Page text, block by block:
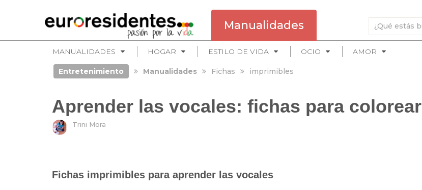
Manualidades
MANUALIDADES HOGAR ESTILO DE VIDA OCIO AMOR
Entretenimiento Manualidades Fichas imprimibles
Aprender las vocales: fichas para colorear
Trini Mora
Fichas imprimibles para aprender las vocales